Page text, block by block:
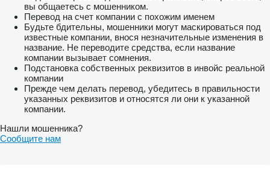
вы общаетесь с мошенником.
Перевод на счет компании с похожим именем
Будьте бдительны, мошенники могут маскироваться под
известные компании, внося незначительные изменения в
название. Не переводите средства, если название
компании вызывает сомнения.
Подстановка собственных реквизитов в инвойс реальной
компании
Прежде чем делать перевод, убедитесь в правильности
указанных реквизитов и относятся ли они к указанной
компании.
Нашли мошенника?
Сообщите нам